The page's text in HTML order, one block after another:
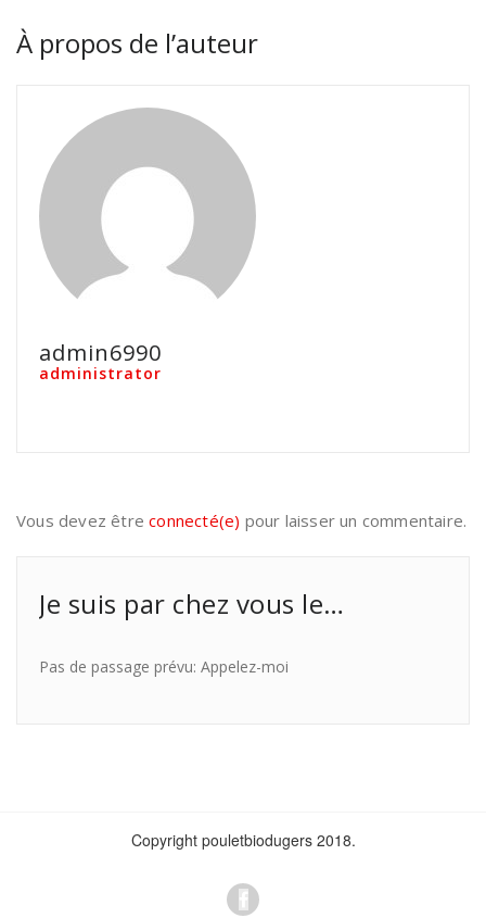
À propos de l’auteur
admin6990
administrator
Vous devez êtreconnecté(e) pour laisser un commentaire.
Je suis par chez vous le…
Pas de passage prévu: Appelez-moi
Copyright pouletbiodugers 2018.